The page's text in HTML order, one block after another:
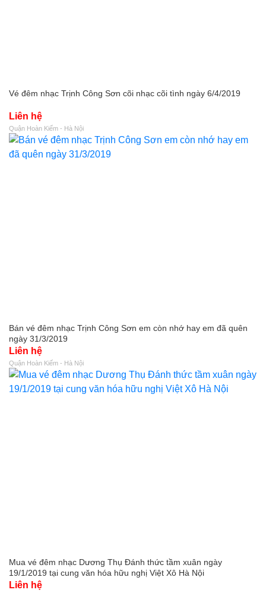
Vé đêm nhạc Trịnh Công Sơn cõi nhạc cõi tình ngày 6/4/2019
Liên hệ
Quận Hoàn Kiếm - Hà Nội
Bán vé đêm nhạc Trịnh Công Sơn em còn nhớ hay em đã quên
ngày 31/3/2019
Liên hệ
Quận Hoàn Kiếm - Hà Nội
Mua vé đêm nhạc Dương Thụ Đánh thức tầm xuân ngày
19/1/2019 tại cung văn hóa hữu nghị Việt Xô Hà Nội
Liên hệ